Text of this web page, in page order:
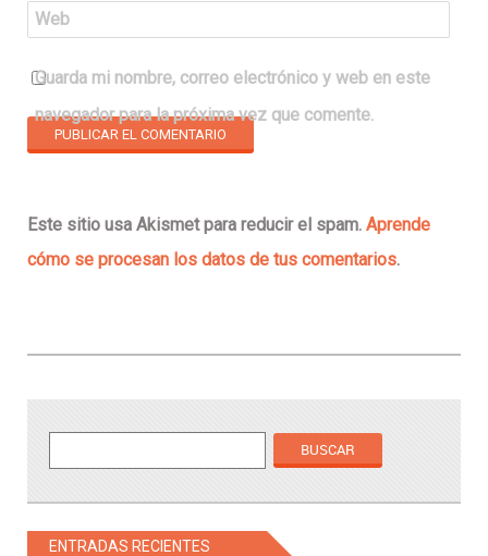
Web
Guarda mi nombre, correo electrónico y web en este
navegador para la próxima vez que comente.
Este sitio usa Akismet para reducir el spam. Aprende
cómo se procesan los datos de tus comentarios.
ENTRADAS RECIENTES